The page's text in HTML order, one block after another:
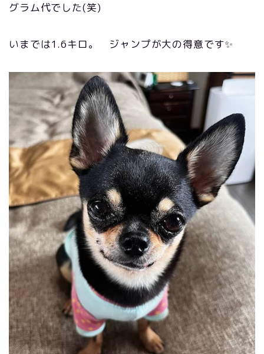
グラム代でした(笑)
いまでは1.6キロ。 ジャンプが大の得意です✨